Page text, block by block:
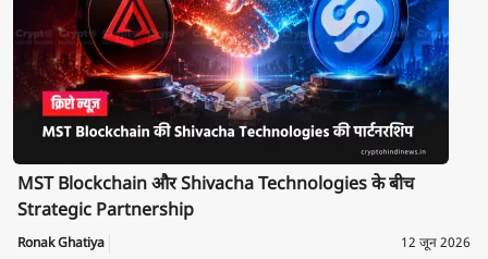
MST Blockchain और Shivacha Technologies के बीच
Strategic Partnership
Ronak Ghatiya 12 जून 2026